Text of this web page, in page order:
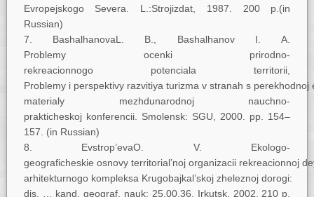
Evropejskogo Severa. L.:Strojizdat, 1987. 200 p.(in
Russian)
BashalhanovaL. B., Bashalhanov I. A.
Problemy ocenki prirodno-
rekreacionnogo potenciala territorii,
Problemy i perspektivy razvitiya turizma v stranah s perekhodnoj
materialy mezhdunarodnoj nauchno-
prakticheskoj konferencii. Smolensk: SGU, 2000. pp. 154–
157. (in Russian)
Evstrop’evaO. V. Ekologo-
geograficheskie osnovy territorial’noj organizacii rekreacionnoj
arhitekturnogo kompleksa Krugobajkal’skoj zheleznoj dorogi:
dis. … kand. geograf. nauk: 25.00.36. Irkutsk, 2002. 210 p.